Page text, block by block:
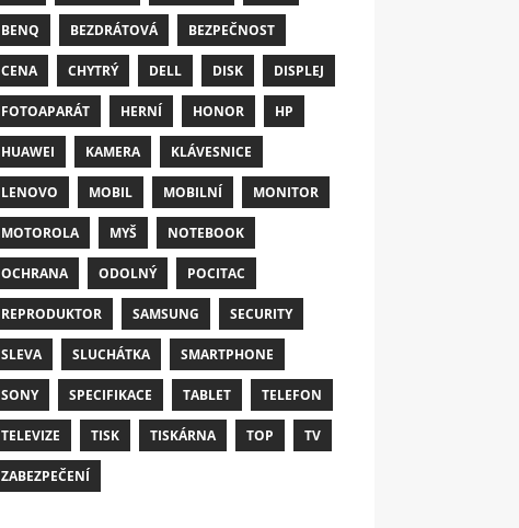
BENQ BEZDRÁTOVÁ BEZPEČNOST
CENA CHYTRÝ DELL DISK DISPLEJ
FOTOAPARÁT HERNÍ HONOR HP
HUAWEI KAMERA KLÁVESNICE
LENOVO MOBIL MOBILNÍ MONITOR
MOTOROLA MYŠ NOTEBOOK
OCHRANA ODOLNÝ POCITAC
REPRODUKTOR SAMSUNG SECURITY
SLEVA SLUCHÁTKA SMARTPHONE
SONY SPECIFIKACE TABLET TELEFON
TELEVIZE TISK TISKÁRNA TOP TV
ZABEZPEČENÍ